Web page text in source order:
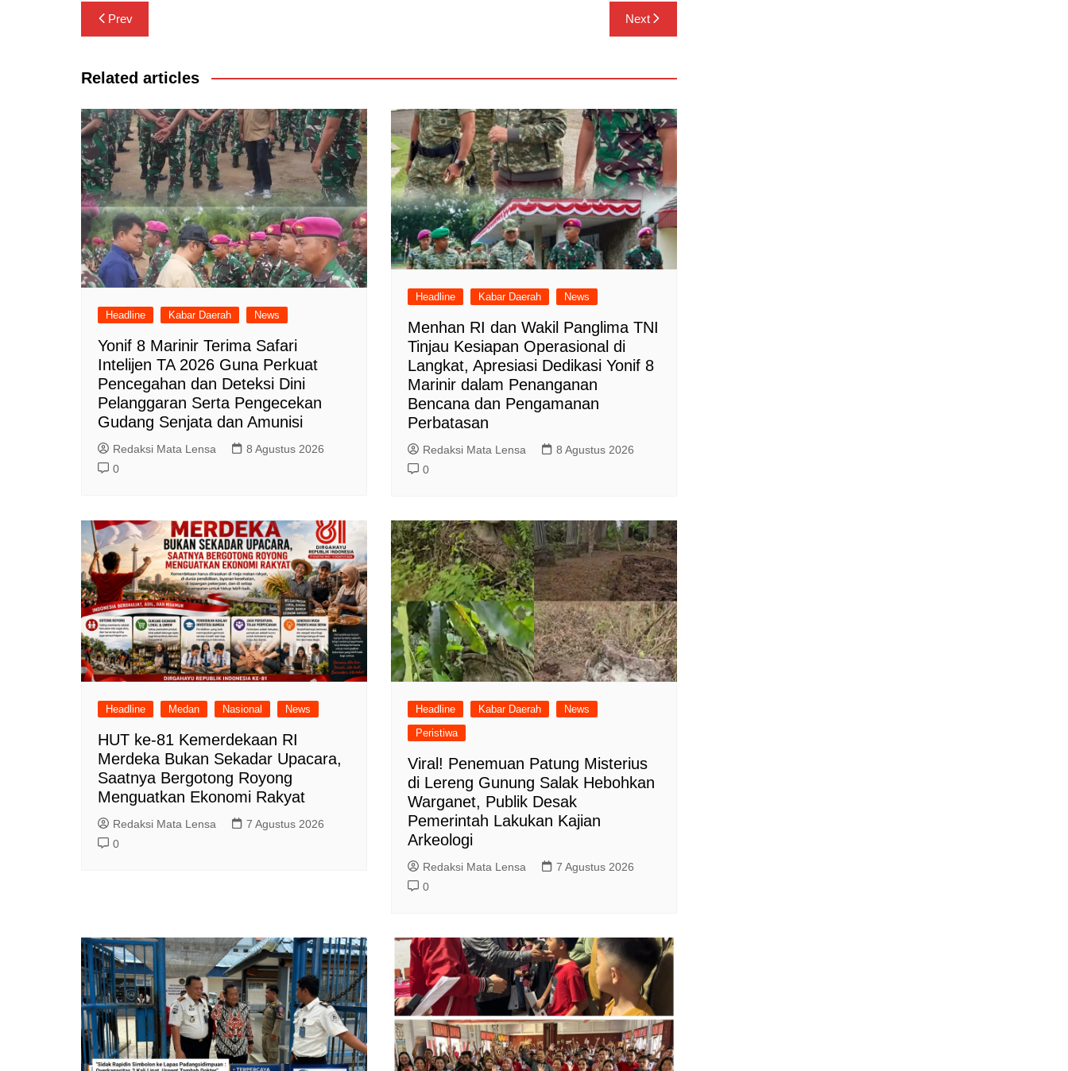
Navigasi
pos
Prev Next
Related articles
Headline Kabar Daerah News
Yonif 8 Marinir Terima Safari
Intelijen TA 2026 Guna Perkuat
Pencegahan dan Deteksi Dini
Pelanggaran Serta Pengecekan
Gudang Senjata dan Amunisi
Redaksi Mata Lensa
8 Agustus 2026
0
Headline Kabar Daerah News
Menhan RI dan Wakil Panglima TNI
Tinjau Kesiapan Operasional di
Langkat, Apresiasi Dedikasi Yonif 8
Marinir dalam Penanganan
Bencana dan Pengamanan
Perbatasan
Redaksi Mata Lensa
8 Agustus 2026
0
Headline Medan Nasional News
HUT ke-81 Kemerdekaan RI
Merdeka Bukan Sekadar Upacara,
Saatnya Bergotong Royong
Menguatkan Ekonomi Rakyat
Redaksi Mata Lensa
7 Agustus 2026
0
Headline Kabar Daerah
News
Peristiwa
Viral! Penemuan Patung Misterius
di Lereng Gunung Salak Hebohkan
Warganet, Publik Desak
Pemerintah Lakukan Kajian
Arkeologi
Redaksi Mata Lensa
7 Agustus 2026
0